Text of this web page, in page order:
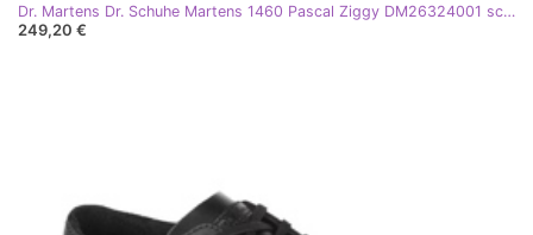
Dr. Martens Dr. Schuhe Martens 1460 Pascal Ziggy DM26324001 schwarz
249,20 €